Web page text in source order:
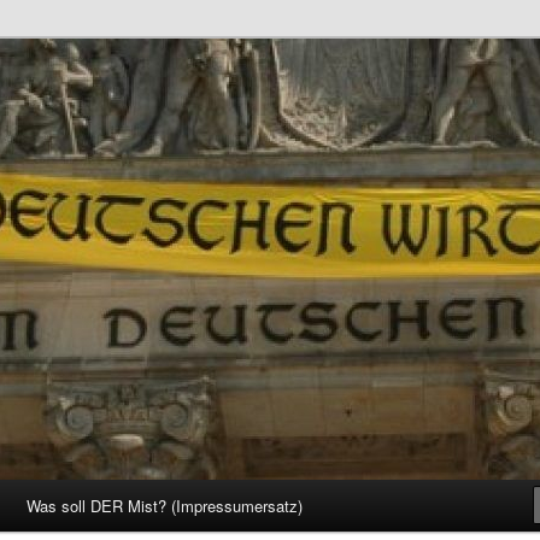
Was soll DER Mist? (Impressumersatz)